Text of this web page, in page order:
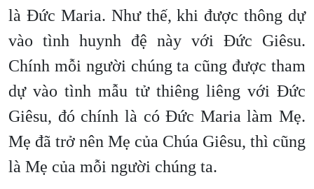
là Đức Maria. Như thế, khi được thông dự
vào tình huynh đệ này với Đức Giêsu.
Chính mỗi người chúng ta cũng được tham
dự vào tình mẫu tử thiêng liêng với Đức
Giêsu, đó chính là có Đức Maria làm Mẹ.
Mẹ đã trở nên Mẹ của Chúa Giêsu, thì cũng
là Mẹ của mỗi người chúng ta.